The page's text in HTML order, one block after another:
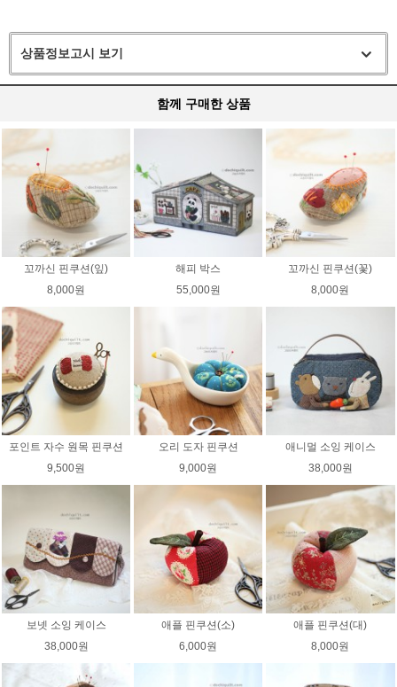
상품정보고시 보기
함께 구매한 상품
꼬까신 핀쿠션(잎)
8,000원
해피 박스
55,000원
꼬까신 핀쿠션(꽃)
8,000원
포인트 자수 원목 핀쿠션
9,500원
오리 도자 핀쿠션
9,000원
애니멀 소잉 케이스
38,000원
보넷 소잉 케이스
38,000원
애플 핀쿠션(소)
6,000원
애플 핀쿠션(대)
8,000원